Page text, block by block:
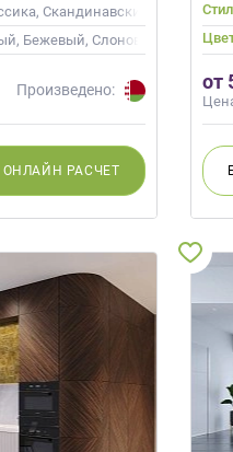
Скандинавский,
Бежевый, Слоновая кость,
Произведено:
ОНЛАЙН РАСЧЕТ
от